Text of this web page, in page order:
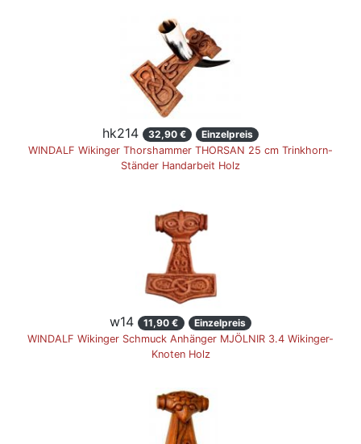
hk214 32,90 €
Einzelpreis
WINDALF Wikinger Thorshammer THORSAN 25 cm Trinkhorn-
Ständer Handarbeit Holz
w14 11,90 €
Einzelpreis
WINDALF Wikinger Schmuck Anhänger MJÖLNIR 3.4 Wikinger-
Knoten Holz